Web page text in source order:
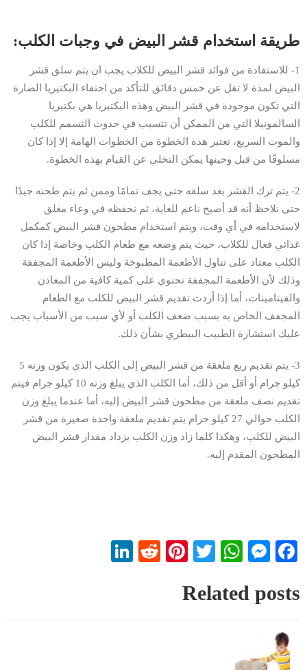
طريقة استخدام قشر البيض في وجبات الكلب:
1- للاستفادة من فوائد قشر البيض للكلاب يجب ان يتم سلق قشر
البيض لمدة لا تقل عن خمس دقائق للتأكد من اختفاء البكتيريا الضارة
التي تكون موجودة في قشر البيض وهذه البكتيريا هي بكتيريا
السالمونيلا التي من الممكن أن تتسبب في حدوث التسمم للكلب
والموت السريع، تعتبر هذه الخطوة من الخطوات الهامة إلا إذا كان
مسلوقًا من قبل وحينها يمكن التخلي عن القيام بهذه الخطوة.
2- يتم ترك القشر بعد سلقه حتى يجف تمامًا وممن ثم يتم طحنه جيدًا
حتى نلاحظ أنه قد أصبح ناعم للغاية، ثم نحفظه في وعاء مغلق
لاستخدامه في أي وقت، ويتم استخدام مطحون قشر البيض كمكمل
غذائي فعال للكلاب، حيث يتم وضعه مع طعام الكلب وخاصة إذا كان
الكلب معتاد على تناول الأطعمة المطبوخة وليس الأطعمة المجففة
وذلك لأن الأطعمة المجففة تحتوي على كمية كافية من المعادن
والفيتامينات، أما إذا أردت تقديم قشر البيض للكلب مع الطعام
المجفف الخاص به بسبب ضعف الكلب أو لأي سبب من الأسباب يجب
عليك استشارة الطبيب البيطري بشأن ذلك.
3- يتم تقديم ربع ملعقة من قشر البيض إلى الكلب الذي يكون وزنه 5
كيلو جرام أو أقل من ذلك، أما الكلب الذي يبلغ وزنه 10 كيلو جرام فيتم
تقديم نصف ملعقة من مطحون قشر البيض إليه، أما عندما يبلغ وزن
الكلب حوالي 27 كيلو جرام يتم تقديم ملعقة واحدة صغيرة من قشر
البيض للكلب، وهكذا كلما زاد وزن الكلب يزداد مقدار قشر البيض
المطحون المقدم إليه.
Facebook
Messenger
WhatsApp
Twitter
Pinterest
Reddit
Related posts